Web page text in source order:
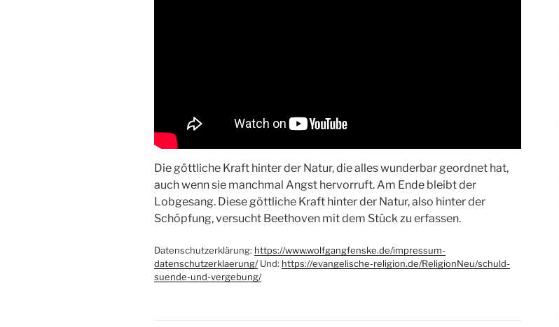
Die göttliche Kraft hinter der Natur, die alles wunderbar geordnet hat,
auch wenn sie manchmal Angst hervorruft. Am Ende bleibt der
Lobgesang. Diese göttliche Kraft hinter der Natur, also hinter der
Schöpfung, versucht Beethoven mit dem Stück zu erfassen.
Datenschutzerklärung: https://www.wolfgangfenske.de/impressum-
datenschutzerklaerung/Und: https://evangelische-religion.de/ReligionNeu/schuld-
suende-und-vergebung/